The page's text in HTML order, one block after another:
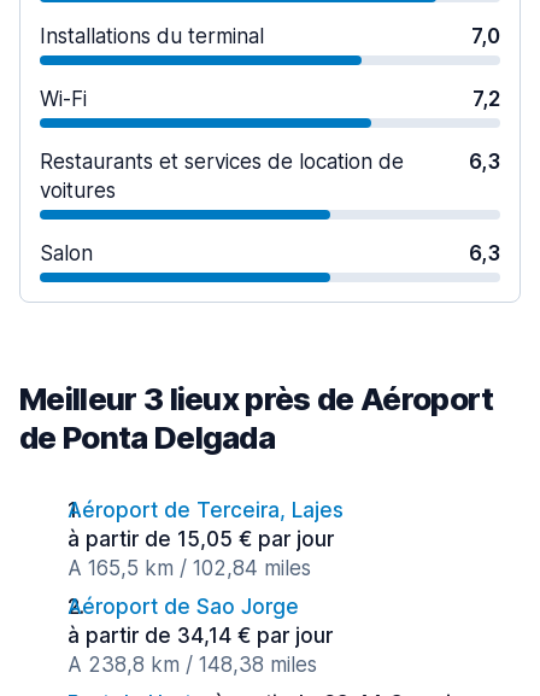
Installations du terminal 7,0
Wi-Fi 7,2
Restaurants et services de location de
voitures
6,3
Salon 6,3
Meilleur 3 lieux près de Aéroport
de Ponta Delgada
Aéroport de Terceira, Lajes
à partir de 15,05 € par jour
A 165,5 km / 102,84 miles
Aéroport de Sao Jorge
à partir de 34,14 € par jour
A 238,8 km / 148,38 miles